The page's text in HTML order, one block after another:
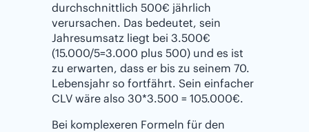
durchschnittlich 500€ jährlich
verursachen. Das bedeutet, sein
Jahresumsatz liegt bei 3.500€
(15.000/5=3.000 plus 500) und es ist
zu erwarten, dass er bis zu seinem 70.
Lebensjahr so fortfährt. Sein einfacher
CLV wäre also 30*3.500 = 105.000€.
Bei komplexeren Formeln für den